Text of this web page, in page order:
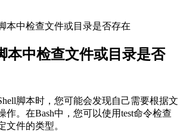
本中检查文件或目录是否存在
本中检查文件或目录是否
脚本时，您可能会发现自己需要根据文
作。在Bash中，您可以使用test命令检查
文件的类型。